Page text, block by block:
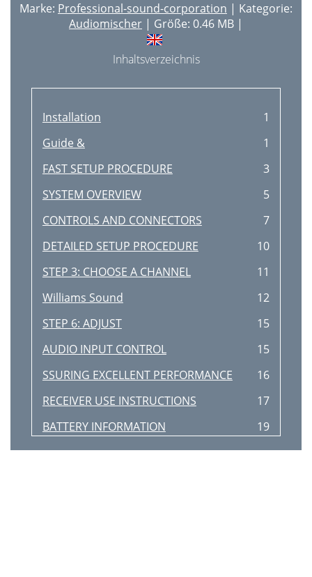
Marke: Professional-sound-corporation | Kategorie:
Audiomischer | Größe: 0.46 MB |
Inhaltsverzeichnis
Installation
1
Guide &
1
FAST SETUP PROCEDURE
3
SYSTEM OVERVIEW
5
CONTROLS AND CONNECTORS
7
DETAILED SETUP PROCEDURE
10
STEP 3: CHOOSE A CHANNEL
11
Williams Sound
12
STEP 6: ADJUST
15
AUDIO INPUT CONTROL
15
SSURING EXCELLENT PERFORMANCE
16
RECEIVER USE INSTRUCTIONS
17
BATTERY INFORMATION
19
FREQUENCY CHANGE INSTRUCTIONS
20